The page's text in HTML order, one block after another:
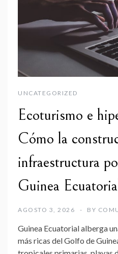
UNCATEGORIZED
Ecoturismo e
Cómo la
infraestructura
Guinea
AGOSTO 3, 2026 BY
Guinea Ecuatorial alberga
más ricas del Golfo de